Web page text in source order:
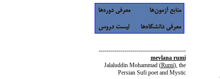
--------------------------------------------
mevlana rumi
Jalaluddin Mohammad(Rumi), the
Persian Sufi poet and Mystic